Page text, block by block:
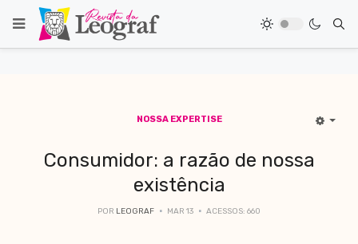
NOSSA EXPERTISE
Consumidor: a razão de nossa
existência
POR LEOGRAF MAR 13 ACESSOS: 660